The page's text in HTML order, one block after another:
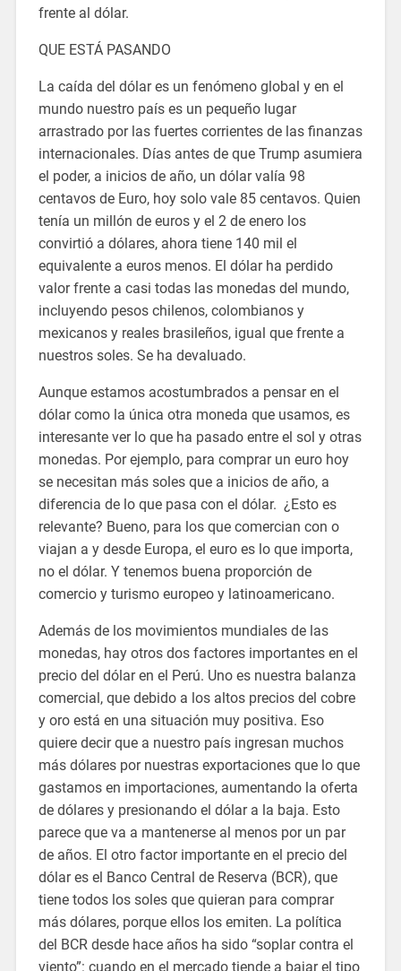
frente al dólar.
QUE ESTÁ PASANDO
La caída del dólar es un fenómeno global y en el
mundo nuestro país es un pequeño lugar
arrastrado por las fuertes corrientes de las finanzas
internacionales. Días antes de que Trump asumiera
el poder, a inicios de año, un dólar valía 98
centavos de Euro, hoy solo vale 85 centavos. Quien
tenía un millón de euros y el 2 de enero los
convirtió a dólares, ahora tiene 140 mil el
equivalente a euros menos. El dólar ha perdido
valor frente a casi todas las monedas del mundo,
incluyendo pesos chilenos, colombianos y
mexicanos y reales brasileños, igual que frente a
nuestros soles. Se ha devaluado.
Aunque estamos acostumbrados a pensar en el
dólar como la única otra moneda que usamos, es
interesante ver lo que ha pasado entre el sol y otras
monedas. Por ejemplo, para comprar un euro hoy
se necesitan más soles que a inicios de año, a
diferencia de lo que pasa con el dólar. ¿Esto es
relevante? Bueno, para los que comercian con o
viajan a y desde Europa, el euro es lo que importa,
no el dólar. Y tenemos buena proporción de
comercio y turismo europeo y latinoamericano.
Además de los movimientos mundiales de las
monedas, hay otros dos factores importantes en el
precio del dólar en el Perú. Uno es nuestra balanza
comercial, que debido a los altos precios del cobre
y oro está en una situación muy positiva. Eso
quiere decir que a nuestro país ingresan muchos
más dólares por nuestras exportaciones que lo que
gastamos en importaciones, aumentando la oferta
de dólares y presionando el dólar a la baja. Esto
parece que va a mantenerse al menos por un par
de años. El otro factor importante en el precio del
dólar es el Banco Central de Reserva (BCR), que
tiene todos los soles que quieran para comprar
más dólares, porque ellos los emiten. La política
del BCR desde hace años ha sido “soplar contra el
viento”: cuando en el mercado tiende a bajar el tipo